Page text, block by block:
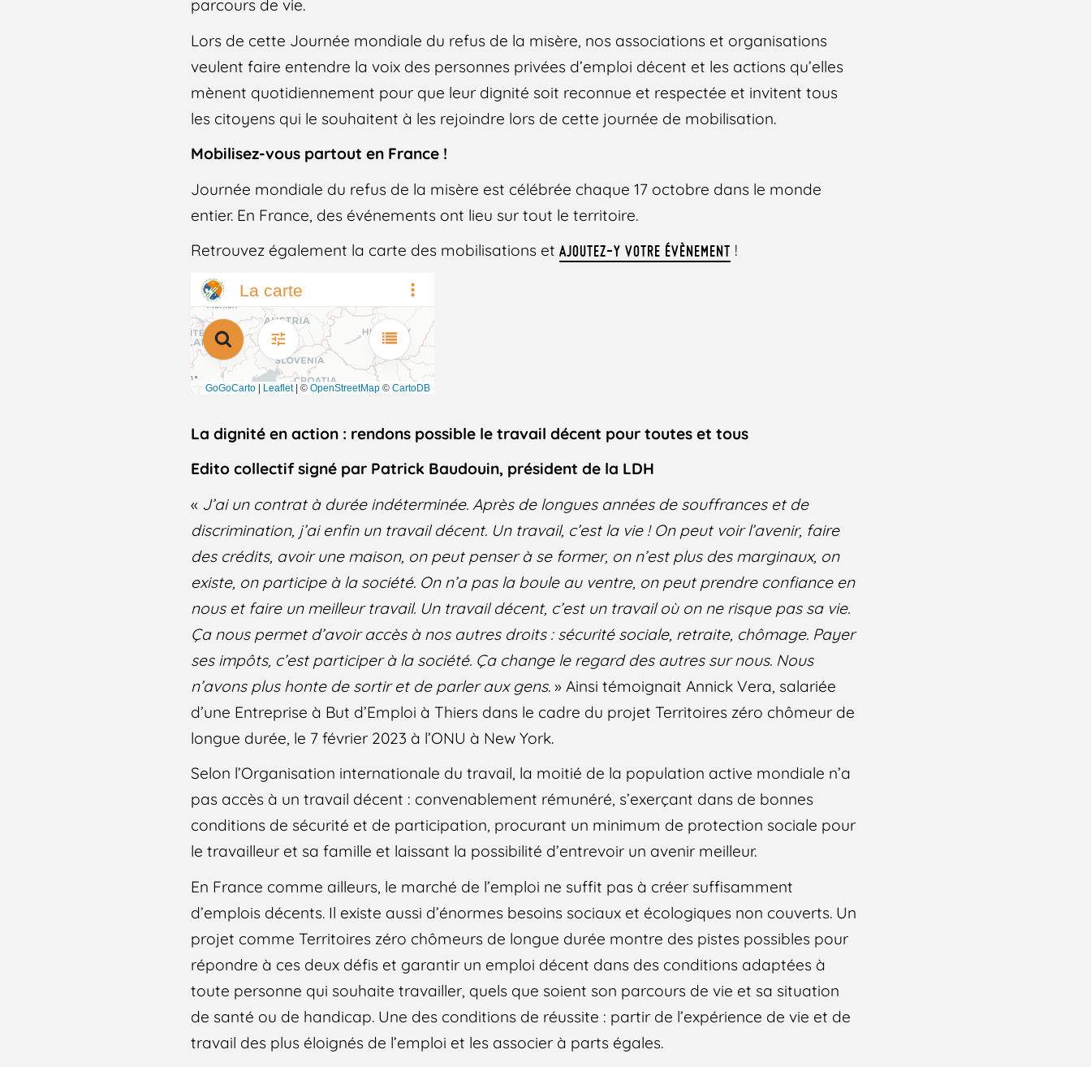
parcours de vie.
Lors de cette Journée mondiale du refus de la misère, nos associations et organisations
veulent faire entendre la voix des personnes privées d’emploi décent et les actions qu’elles
mènent quotidiennement pour que leur dignité soit reconnue et respectée et invitent tous
les citoyens qui le souhaitent à les rejoindre lors de cette journée de mobilisation.
Mobilisez-vous partout en France !
Journée mondiale du refus de la misère est célébrée chaque 17 octobre dans le monde
entier. En France, des événements ont lieu sur tout le territoire.
Retrouvez également la carte des mobilisations etAJOUTEZ-Y VOTRE ÉVÈNEMENT !
La dignité en action : rendons possible le travail décent pour toutes et tous
Edito collectif signé par Patrick Baudouin, président de la LDH
« J’ai un contrat à durée indéterminée. Après de longues années de souffrances et de
discrimination, j’ai enfin un travail décent. Un travail, c’est la vie ! On peut voir l’avenir, faire
des crédits, avoir une maison, on peut penser à se former, on n’est plus des marginaux, on
existe, on participe à la société. On n’a pas la boule au ventre, on peut prendre confiance en
nous et faire un meilleur travail. Un travail décent, c’est un travail où on ne risque pas sa vie.
Ça nous permet d’avoir accès à nos autres droits : sécurité sociale, retraite, chômage. Payer
ses impôts, c’est participer à la société. Ça change le regard des autres sur nous. Nous
n’avons plus honte de sortir et de parler aux gens. » Ainsi témoignait Annick Vera, salariée
d’une Entreprise à But d’Emploi à Thiers dans le cadre du projet Territoires zéro chômeur de
longue durée, le 7 février 2023 à l’ONU à New York.
Selon l’Organisation internationale du travail, la moitié de la population active mondiale n’a
pas accès à un travail décent : convenablement rémunéré, s’exerçant dans de bonnes
conditions de sécurité et de participation, procurant un minimum de protection sociale pour
le travailleur et sa famille et laissant la possibilité d’entrevoir un avenir meilleur.
En France comme ailleurs, le marché de l’emploi ne suffit pas à créer suffisamment
d’emplois décents. Il existe aussi d’énormes besoins sociaux et écologiques non couverts. Un
projet comme Territoires zéro chômeurs de longue durée montre des pistes possibles pour
répondre à ces deux défis et garantir un emploi décent dans des conditions adaptées à
toute personne qui souhaite travailler, quels que soient son parcours de vie et sa situation
de santé ou de handicap. Une des conditions de réussite : partir de l’expérience de vie et de
travail des plus éloignés de l’emploi et les associer à parts égales.